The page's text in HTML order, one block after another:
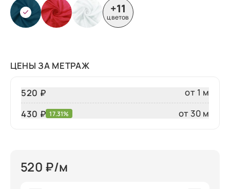
+11
цветов
ЦЕНЫ ЗА МЕТРАЖ
520 ₽
от 1 м
430 ₽ 17.31% от 30 м
520 ₽/м